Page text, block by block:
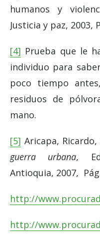
humanos y
Justicia y paz, 2003,
[4] Prueba que le
individuo para
poco tiempo
residuos de
mano.
[5] Aricapa, Ricardo,
guerra urbana,
Antioquia, 2007,
http://
http://